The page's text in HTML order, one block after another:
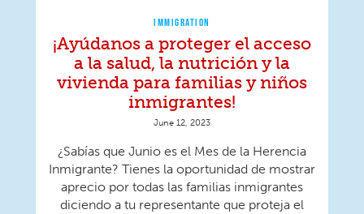
IMMIGRATION
¡Ayúdanos a proteger el acceso
a la salud, la nutrición y la
vivienda para familias y niños
inmigrantes!
June 12, 2023
¿Sabías que Junio ​​es el Mes de la Herencia
Inmigrante? Tienes la oportunidad de mostrar
aprecio por todas las familias inmigrantes
diciendo a tu representante que proteja el